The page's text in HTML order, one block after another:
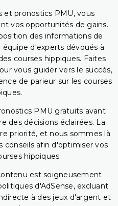
et pronostics PMU, vous
vos opportunités de gains.
des informations de
d'experts dévoués à
courses hippiques. Faites
vous guider vers le succès,
de parieur sur les courses
PMU gratuits avant
des décisions éclairées. La
priorité, et nous sommes là
conseils afin d'optimiser vos
hippiques.
est soigneusement
d'AdSense, excluant
à des jeux d'argent et